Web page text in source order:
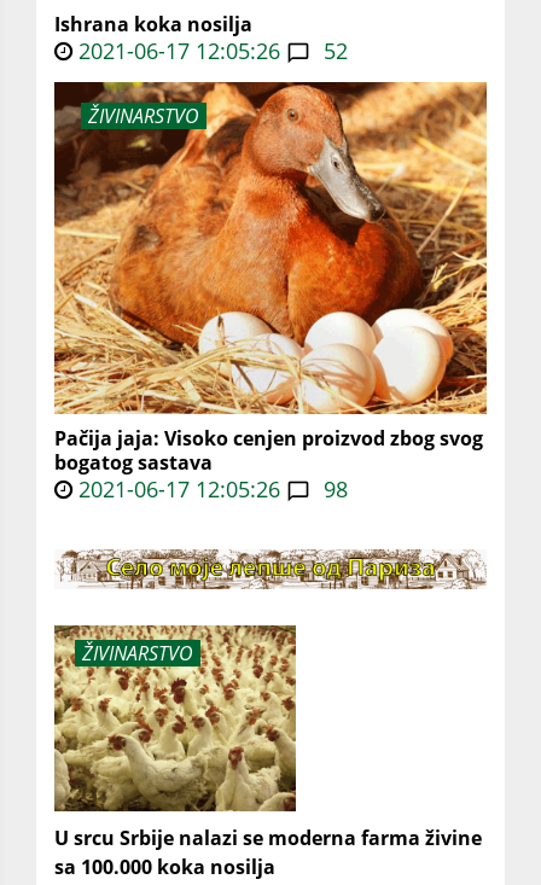
Ishrana koka nosilja
2021-06-17 12:05:26 52
ŽIVINARSTVO
Pačija jaja: Visoko cenjen proizvod zbog svog
bogatog sastava
2021-06-17 12:05:26 98
ŽIVINARSTVO
U srcu Srbije nalazi se moderna farma živine
sa 100.000 koka nosilja